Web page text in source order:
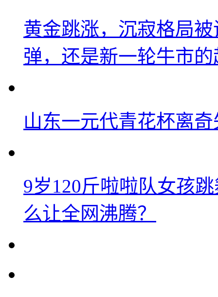
黄金跳涨，沉寂格局
弹，还是新一轮牛市
山东一元代青花杯离
9岁120斤啦啦队女孩
么让全网沸腾？